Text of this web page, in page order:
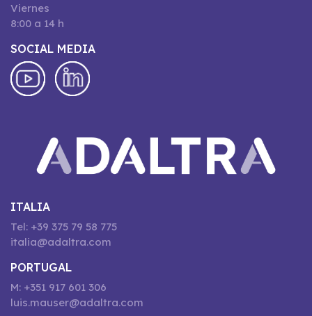
Viernes
8:00 a 14 h
SOCIAL MEDIA
ITALIA
Tel: +39 375 79 58 775
italia@adaltra.com
PORTUGAL
M: +351 917 601 306
luis.mauser@adaltra.com